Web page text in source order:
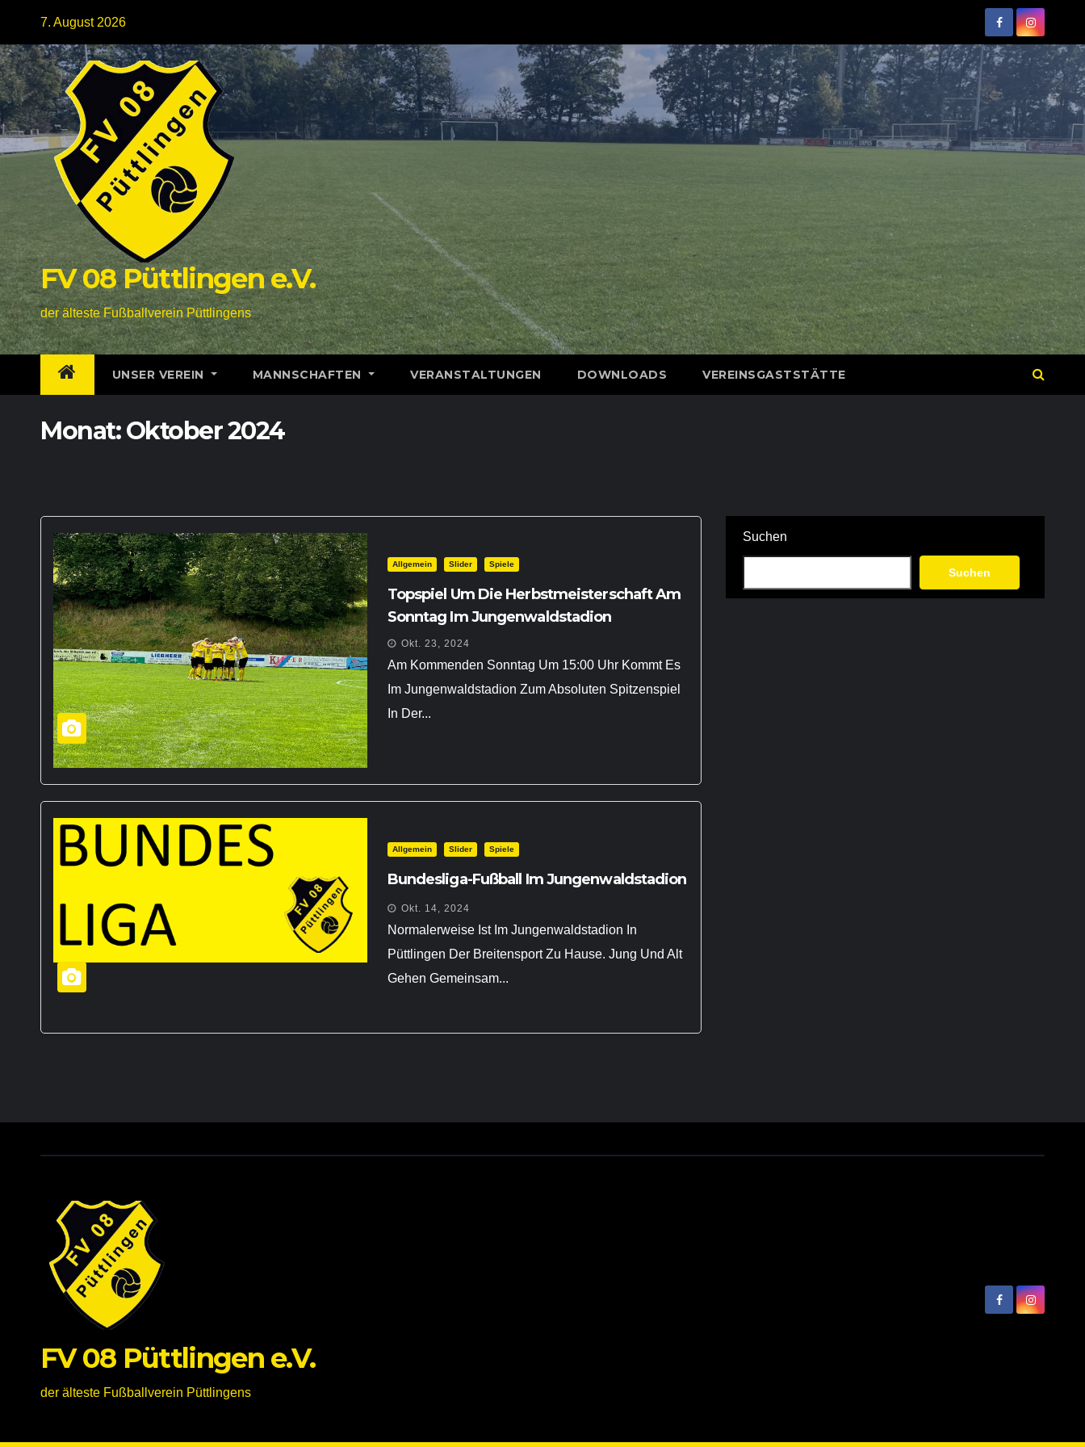
content
7. August 2026
FV 08 Püttlingen e.V.
der älteste Fußballverein Püttlingens
UNSER VEREIN MANNSCHAFTEN VERANSTALTUNGEN DOWNLOADS VEREINSGASTSTÄTTE
Monat:Oktober 2024
Allgemein Slider Spiele
Topspiel Um Die Herbstmeisterschaft Am
Sonntag Im Jungenwaldstadion
Okt. 23, 2024
Am Kommenden Sonntag Um 15:00 Uhr Kommt Es
Im Jungenwaldstadion Zum Absoluten Spitzenspiel
In Der...
Allgemein Slider Spiele
Bundesliga-Fußball Im Jungenwaldstadion
Okt. 14, 2024
Normalerweise Ist Im Jungenwaldstadion In
Püttlingen Der Breitensport Zu Hause. Jung Und Alt
Gehen Gemeinsam...
Suchen
Suchen
FV 08 Püttlingen e.V.
der älteste Fußballverein Püttlingens